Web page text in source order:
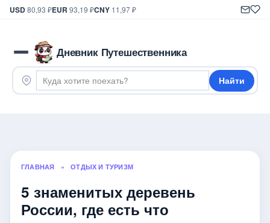
USD80,93 ₽EUR 93,19 ₽CNY 11,97 ₽
Дневник Путешественника
Найти
ГЛАВНАЯ » ОТДЫХ И ТУРИЗМ
5 знаменитых деревень
России, где есть что